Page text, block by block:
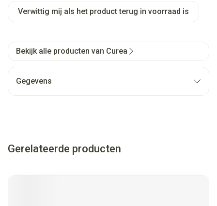
Verwittig mij als het product terug in voorraad is
Bekijk alle producten van Curea
Gegevens
Gerelateerde producten